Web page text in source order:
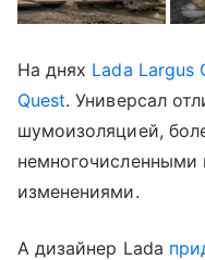
На днях Lada Largus
Quest. Универсал
шумоизоляцией,
немногочисленными
изменениями.
А дизайнер Lada